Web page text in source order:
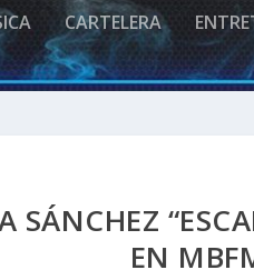
CARTELERA
SÁNCHEZ
EN